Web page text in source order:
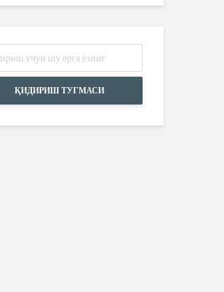
ҚИДИРИШ ТУГМАСИ